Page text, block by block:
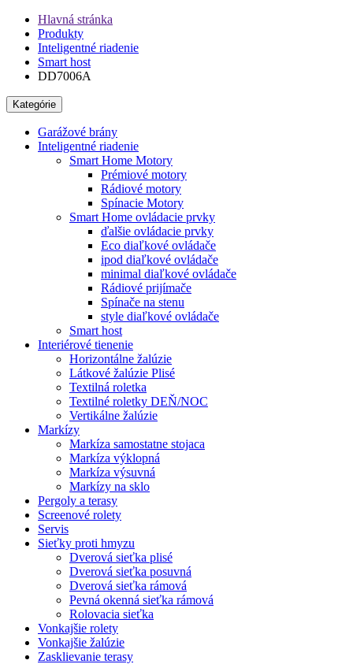
Hlavná stránka
Produkty
Inteligentné riadenie
Smart host
DD7006A
Kategórie
Garážové brány
Inteligentné riadenie
Smart Home Motory
Prémiové motory
Rádiové motory
Spínacie Motory
Smart Home ovládacie prvky
ďalšie ovládacie prvky
Eco diaľkové ovládače
ipod diaľkové ovládače
minimal diaľkové ovládače
Rádiové prijímače
Spínače na stenu
style diaľkové ovládače
Smart host
Interiérové tienenie
Horizontálne žalúzie
Látkové žalúzie Plisé
Textilná roletka
Textilné roletky DEŇ/NOC
Vertikálne žalúzie
Markízy
Markíza samostatne stojaca
Markíza výklopná
Markíza výsuvná
Markízy na sklo
Pergoly a terasy
Screenové rolety
Servis
Sieťky proti hmyzu
Dverová sieťka plisé
Dverová sieťka posuvná
Dverová sieťka rámová
Pevná okenná sieťka rámová
Rolovacia sieťka
Vonkajšie rolety
Vonkajšie žalúzie
Zasklievanie terasy